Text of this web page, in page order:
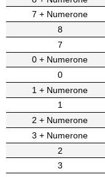
7 + Numerone
8
7
0 + Numerone
0
1 + Numerone
1
2 + Numerone
3 + Numerone
2
3